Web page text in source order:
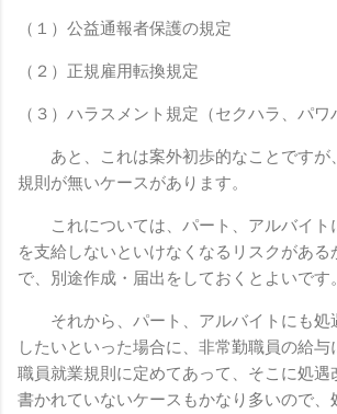
（１）公益通報者保護の規定
（２）正規雇用転換規定
（３）ハラスメント規定（セクハラ、パワ
あと、これは案外初歩的なことですが
規則が無いケースがあります。
これについては、パート、アルバイト
を支給しないといけなくなるリスクがある
で、別途作成・届出をしておくとよいです。
それから、パート、アルバイトにも処
したいといった場合に、非常勤職員の給与
職員就業規則に定めてあって、そこに処遇
書かれていないケースもかなり多いので、